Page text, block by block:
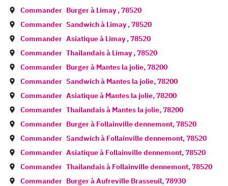
Commander Burger à Limay,78520
Commander Sandwich à Limay,78520
Commander Asiatique à Limay,78520
Commander Thailandais à Limay,78520
Commander Burger à Mantes la jolie,78200
Commander Sandwich à Mantes la jolie,78200
Commander Asiatique à Mantes la jolie,78200
Commander Thailandais à Mantes la jolie,78200
Commander Burger à Follainville dennemont,78520
Commander Sandwich à Follainville dennemont,78520
Commander Asiatique à Follainville dennemont,78520
Commander Thailandais à Follainville dennemont,78520
Commander Burger àAufreville Brasseuil,78930